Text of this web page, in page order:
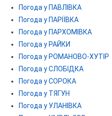
Погода у ПАВЛІВКА
Погода у ПАРІЇВКА
Погода у ПАРХОМІВКА
Погода у РАЙКИ
Погода у РОМАНОВО-ХУТІР
Погода у СЛОБІДКА
Погода у СОРОКА
Погода у ТЯГУН
Погода у УЛАНІВКА